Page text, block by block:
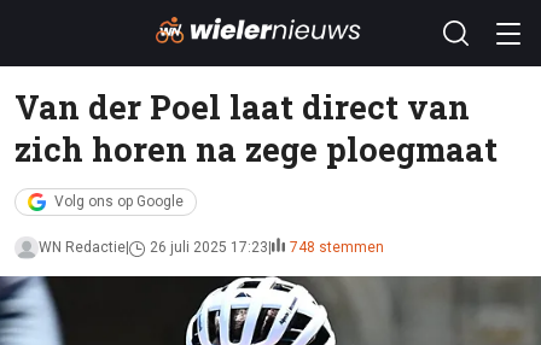
Van der Poel laat direct van
zich horen na zege ploegmaat
Volg ons op Google
WN Redactie 26 juli 2025 17:23 748 stemmen